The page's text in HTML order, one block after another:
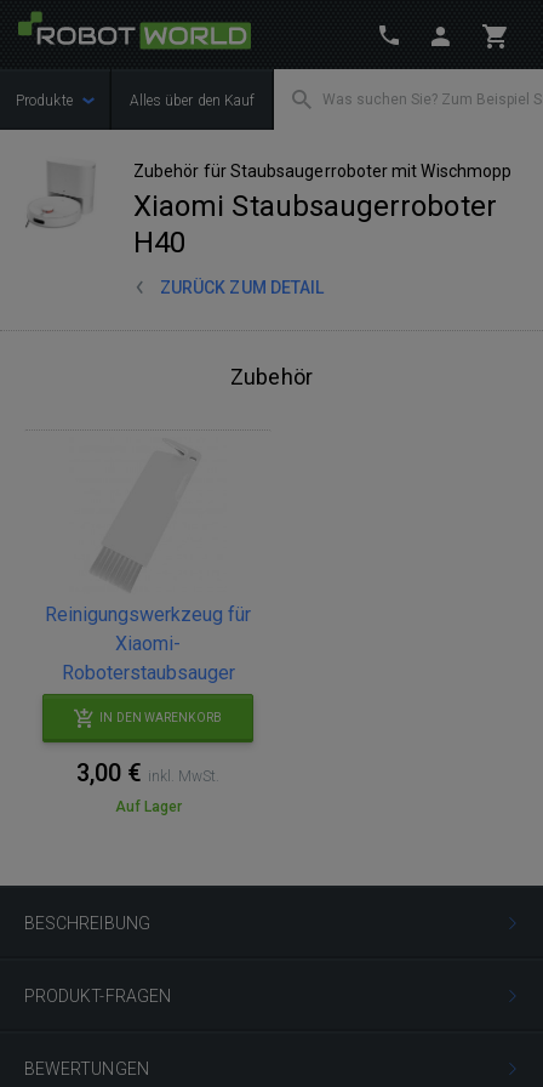
Produkte Alles über den Kauf
Zubehör für Staubsaugerroboter mit Wischmopp
Xiaomi Staubsaugerroboter
H40
ZURÜCK ZUM DETAIL
BESCHREIBUNG
PRODUKT-FRAGEN
BEWERTUNGEN
Zubehör
Reinigungswerkzeug für
Xiaomi-
Roboterstaubsauger
IN DEN WARENKORB
3,00 € inkl. MwSt.
Auf Lager